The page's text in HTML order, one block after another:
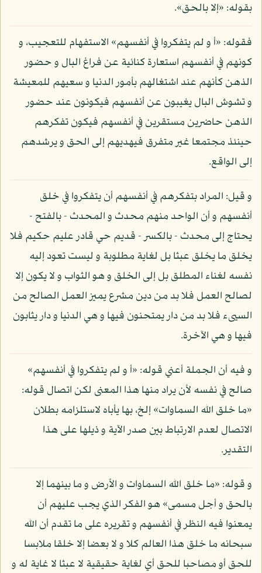
بقوله: «إلا بالحق».
فقوله: «أ و لم يتفكروا في أنفسهم» الاستفهام للتعجيب، و
كونهم في أنفسهم استعارة كنائية عن فراغ البال و حضور
الذهن كأنهم عند اشتغالهم بأمور الدنيا و سعيهم للمعيشة
و تشوش البال يغيبون عن أنفسهم فيكونون عند حضور
الذهن حاضرين مستقرين في أنفسهم فيكون تفكرهم
حينئذ مجتمعا غير متفرق فيهديهم إلى الحق و يرشدهم
إلى الواقع.
و قيل: المراد بتفكرهم في أنفسهم أن يتفكروا في خلق
أنفسهم و أن الواحد منهم محدث و المحدث - بالفتح -
يحتاج إلى محدث - بالكسر - قديم حي قادر عليم حكيم فلا
يخلق ما يخلق عبثا بل لغاية مطلوبة و ليست تعود إليه
نفسه لغناء المطلق بل إلى الخلق و هو الثواب و لا يكون إلا
لصالح العمل فلا بد من دين مشرع يميز العمل الصالح من
السيىء فلا بد من دار يمتحنون فيها و هي الدنيا و دار يثابون
فيها و هي الآخرة.
و فيه أن الجملة أعني قوله: «أ و لم يتفكروا في أنفسهم»
صالح في نفسه لأن يراد منها هذا المعنى لكن اتصال قوله:
«ما خلق الله السماوات» إلخ، بها يأباه لاستلزامه بطلان
الاتصال لعدم الارتباط بين صدر الآية و ذيلها على هذا
التقدير.
و قوله: «ما خلق الله السماوات و الأرض و ما بينهما إلا
بالحق و أجل مسمى» هو الفكر الذي يجب عليهم أن
يمعنوا فيه النظر في أنفسهم و تقريره على ما تقدم أن الله
سبحانه ما خلق هذا العالم كلا و لا بعضا إلا خلقا ملابسا
للحق أو مصاحبا للحق أي لغاية حقيقية لا عبثا لا غاية له و